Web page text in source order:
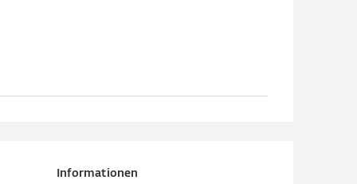
Informationen